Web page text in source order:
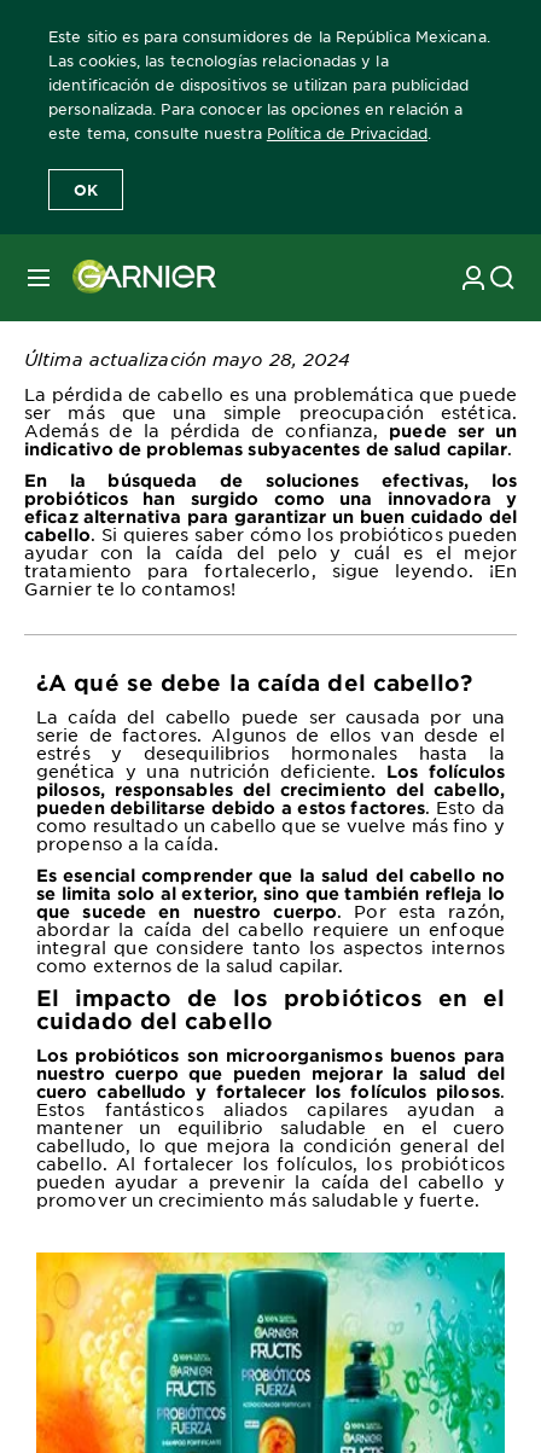
Este sitio es para consumidores de la República Mexicana.
Las cookies, las tecnologías relacionadas y la
identificación de dispositivos se utilizan para publicidad
personalizada. Para conocer las opciones en relación a
este tema, consulte nuestra Política de Privacidad
OK
MENÚ
Home Revista Garnier Consejos sobre el cuidado del cabello
Fortalecimiento capilar:
Tratamiento para la
caída del cabello
Última actualización mayo 28, 2024
La pérdida de cabello es una problemática que puede
ser más que una simple preocupación estética.
Además de la pérdida de confianza, puede ser un
indicativo de problemas subyacentes de salud capilar.
En la búsqueda de soluciones efectivas, los
probióticos han surgido como una innovadora y
eficaz alternativa para garantizar un buen cuidado del
cabello. Si quieres saber cómo los probióticos pueden
ayudar con la caída del pelo y cuál es el mejor
tratamiento para fortalecerlo, sigue leyendo. ¡En
Garnier te lo contamos!
¿A qué se debe la caída del cabello?
La caída del cabello puede ser causada por una
serie de factores. Algunos de ellos van desde el
estrés y desequilibrios hormonales hasta la
genética y una nutrición deficiente. Los folículos
pilosos, responsables del crecimiento del cabello,
pueden debilitarse debido a estos factores. Esto da
como resultado un cabello que se vuelve más fino y
propenso a la caída.
Es esencial comprender que la salud del cabello no
se limita solo al exterior, sino que también refleja lo
que sucede en nuestro cuerpo. Por esta razón,
abordar la caída del cabello requiere un enfoque
integral que considere tanto los aspectos internos
como externos de la salud capilar.
El impacto de los probióticos en el
cuidado del cabello
Los probióticos son microorganismos buenos para
nuestro cuerpo que pueden mejorar la salud del
cuero cabelludo y fortalecer los folículos pilosos.
Estos fantásticos aliados capilares ayudan a
mantener un equilibrio saludable en el cuero
cabelludo, lo que mejora la condición general del
cabello. Al fortalecer los folículos, los probióticos
pueden ayudar a prevenir la caída del cabello y
promover un crecimiento más saludable y fuerte.